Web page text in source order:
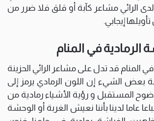
الرائي مشاعر كآبة أو قلق فلا ضرر من
إيجابي.
الرمادية في المنام
في المنام قد تدل على مشاعر الرائي الحزينة
بعض الشيء إن اللون الرمادي يرمز إلى
المستقبل و رؤية الأشياء رمادية من
عاما لدينا بأننا نعيش الغربة أو الوحشة